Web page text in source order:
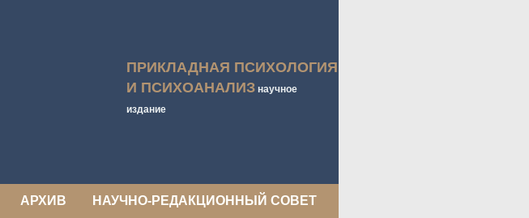
ПРИКЛАДНАЯ ПСИХОЛОГИЯ
И ПСИХОАНАЛИЗ научное
издание
АРХИВ НАУЧНО-РЕДАКЦИОННЫЙ СОВЕТ